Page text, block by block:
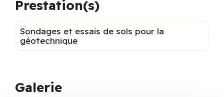
Prestation(s)
Sondages et essais de sols pour la
géotechnique
Galerie